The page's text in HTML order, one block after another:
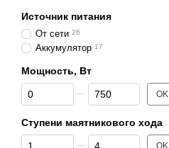
Источник питания
От сети 26
Аккумулятор 17
Мощность, Вт
От Мощность, Вт
До Мощность, Вт OK
Ступени маятникового хода
От Ступени маятникового хода
До Ступени маятникового хода
OK